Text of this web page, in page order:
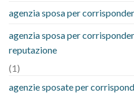
agenzia sposa per
agenzia sposa per
reputazione
(1)
agenzie sposate per